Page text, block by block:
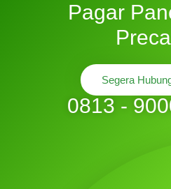
Pagar
Segera
0813 -